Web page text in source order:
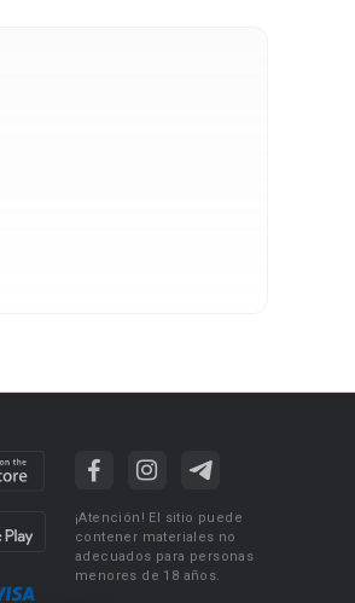
¡Atención! El sitio puede
contener materiales no
adecuados para personas
menores de 18 años.